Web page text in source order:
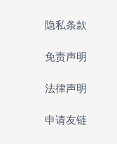
隐私条款
免责声明
法律声明
申请友链